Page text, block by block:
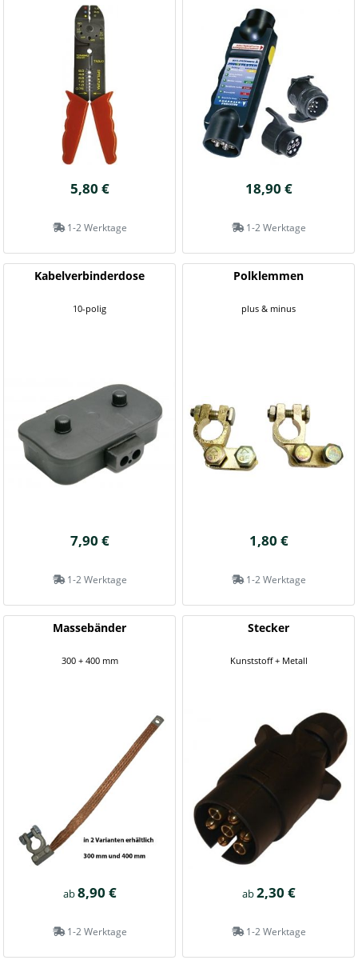
5,80 €
1-2 Werktage
18,90 €
1-2 Werktage
Kabelverbinderdose
10-polig
7,90 €
1-2 Werktage
Polklemmen
plus & minus
1,80 €
1-2 Werktage
Massebänder
300 + 400 mm
ab8,90 €
1-2 Werktage
Stecker
Kunststoff + Metall
ab2,30 €
1-2 Werktage